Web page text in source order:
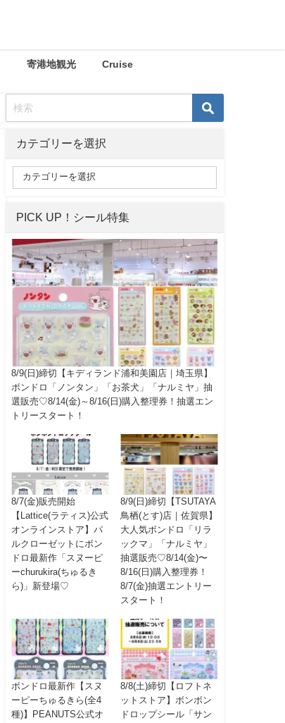
寄港地観光 Cruise
カテゴリーを選択
PICK UP！シール特集
8/9(日)締切【キディランド浦和美園店｜埼玉県】
ボンドロ「ノンタン」「お茶犬」「ナルミヤ」抽
選販売♡8/14(金)～8/16(日)購入整理券！抽選エン
トリースタート！
8/7(金)販売開始
【Lattice(ラティス)公式
オンラインストア】パ
ルクローゼットにボン
ドロ最新作「スヌーピ
ーchurukira(ちゅるき
ら)」新登場♡
8/9(日)締切【TSUTAYA
鳥栖(とす)店｜佐賀県】
大人気ボンドロ「リラ
ックマ」「ナルミヤ」
抽選販売♡8/14(金)〜
8/16(日)購入整理券！
8/7(金)抽選エントリー
スタート！
ボンドロ最新作【スヌ
ーピーちゅるきら(全4
種)】PEANUTS公式オ
8/8(土)締切【ロフトネ
ットストア】ボンボン
ドロップシール「サン